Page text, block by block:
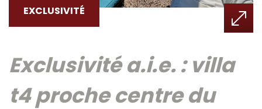
EXCLUSIVITÉ
exclusivité a.i.e. : villa
t4 proche centre du